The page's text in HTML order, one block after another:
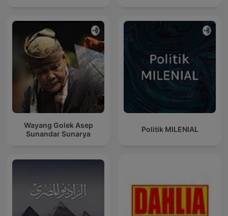
Wayang Golek Asep
Sunandar Sunarya
Politik MILENIAL